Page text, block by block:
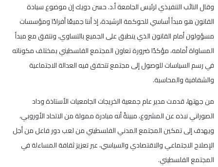
وقال النائب التنفيذي لرئيس الجامعة أ.د. حسن دويك إن موضوع سيادة
القانون هو مبدأ أساسي للحوكمة الرشيدة، إذ أننا جميعًا أفرادًا ومؤسسات
مسؤولون أمام القانون الذي ينطبق على الجميع بالتساوي، ونتفق مع مبدأ
المساواة أمامه، مؤكدًا ضرورة تعاون المجتمع الفلسطيني بمختلف مكوناته
في رسم السياسات للوصول إلى مجتمع تتحقق فيه العدالة الاجتماعية
والشفافية والمحاسبة.
من جهتها، قدمت مدير عام جمعية الخريجات الجامعيات الأستاذة وداد
الصوراني نبذه عن المشروع، مبينةً أنه مبادرة ممولة من الاتحاد الأوروبي،
ويهدف إلى تمكين المجتمع المدني الفلسطيني من لعب دور فاعل من أجل
الإصلاح الاجتماعي والاقتصادي والسياسي، عبر تعزيز ثقافة المساءلة في
المجتمع الفلسطيني.